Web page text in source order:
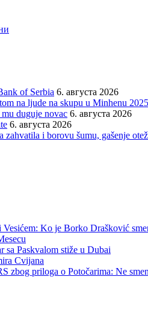
of Serbia 6. августа 2026
na ljude na skupu u Minhenu
duguje novac 6. августа 2026
6. августа 2026
i borovu šumu, gašenje
Ko je Borko Drašković
sa Paskvalom stiže u Dubai
Cvijana
zbog priloga o Potočarima: Ne